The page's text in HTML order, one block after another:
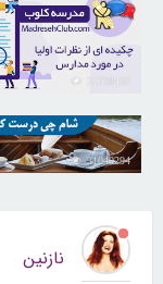
31040294
نازنین